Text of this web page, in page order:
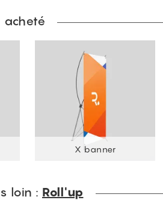
acheté
X banner
loin : Roll'up